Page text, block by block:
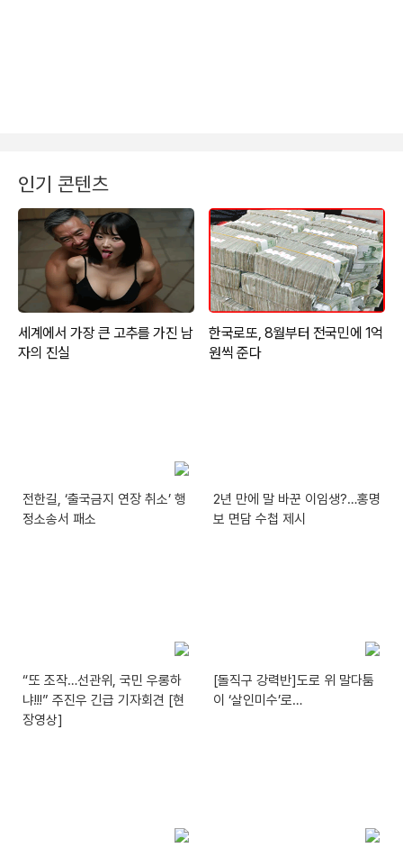
인기 콘텐츠
전한길, ‘출국금지 연장 취소’ 행
정소송서 패소
2년 만에 말 바꾼 이임생?…홍명
보 면담 수첩 제시
“또 조작…선관위, 국민 우롱하
냐!!!” 주진우 긴급 기자회견 [현
장영상]
[돌직구 강력반]도로 위 말다툼
이 ‘살인미수’로…